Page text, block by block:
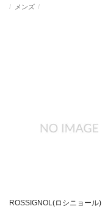
メンズ
ROSSIGNOL(ロシニョール)